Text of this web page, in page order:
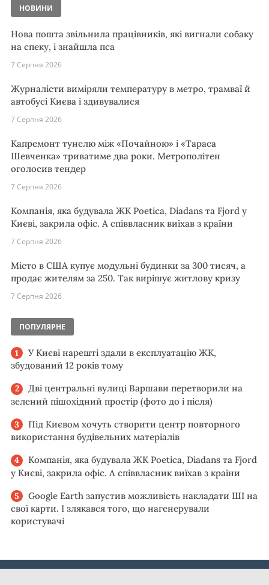
НОВИНИ
Нова пошта звільнила працівників, які вигнали собаку
на спеку, і знайшла пса
7 Серпня 2026
Журналісти виміряли температуру в метро, трамваї й
автобусі Києва і здивувалися
7 Серпня 2026
Капремонт тунелю між «Почайною» і «Тараса
Шевченка» триватиме два роки. Метрополітен
оголосив тендер
7 Серпня 2026
Компанія, яка будувала ЖК Poetica, Diadans та Fjord у
Києві, закрила офіс. А співвласник виїхав з країни
7 Серпня 2026
Місто в США купує модульні будинки за 300 тисяч, а
продає жителям за 250. Так вирішує житлову кризу
7 Серпня 2026
ПОПУЛЯРНЕ
У Києві нарешті здали в експлуатацію ЖК,
збудований 12 років тому
Дві центральні вулиці Варшави перетворили на
зелений пішохідний простір (фото до і після)
Під Києвом хочуть створити центр повторного
використання будівельних матеріалів
Компанія, яка будувала ЖК Poetica, Diadans та Fjord
у Києві, закрила офіс. А співвласник виїхав з країни
Google Earth запустив можливість накладати ШІ на
свої карти. І злякався того, що нагенерували
користувачі